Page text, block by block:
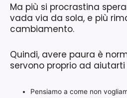
Ma più si procrastina
vada via da sola, e più
cambiamento.
Quindi, avere paura è
servono proprio ad
Pensiamo a come non